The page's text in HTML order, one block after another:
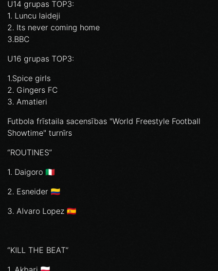
U14 grupas TOP3:
1. Luncu laideji
2. Its never coming home
3.BBC
U16 grupas TOP3:
1.Spice girls
2. Gingers FC
3. Amatieri
Futbola frīstaila sacensības "World Freestyle Football
Showtime" turnīrs
“ROUTINES”
1. Daigoro 🇮🇹
2. ⁠Esneider 🇨🇴
3. ⁠Alvaro Lopez 🇪🇸
“KILL THE BEAT”